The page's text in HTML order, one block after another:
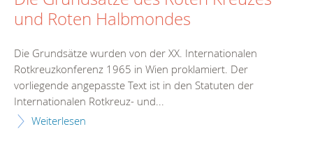
und Roten Halbmondes
Die Grundsätze wurden von der XX. Internationalen
Rotkreuzkonferenz 1965 in Wien proklamiert. Der
vorliegende angepasste Text ist in den Statuten der
Internationalen Rotkreuz- und...
Weiterlesen